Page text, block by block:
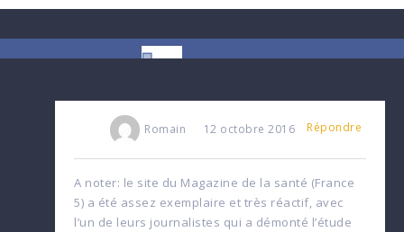
Romain 12 octobre 2016 Répondre
A noter: le site du Magazine de la santé (France
5) a été assez exemplaire et très réactif, avec
l’un de leurs journalistes qui a démonté l’étude